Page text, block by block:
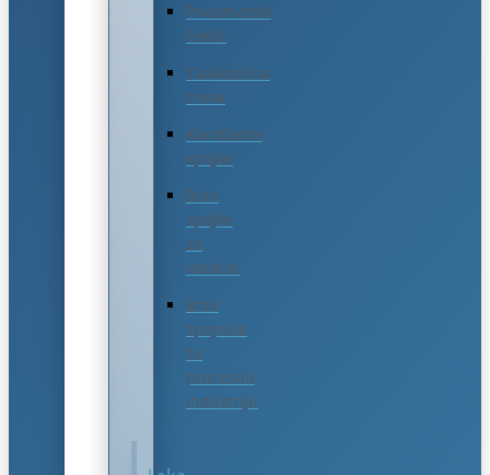
Pneumatski
čekići
Tankozidna
creva
Kandžaste
spojke
Brze
spojke
za
vazduh
Brze
spojnice
za
procesnu
industriju